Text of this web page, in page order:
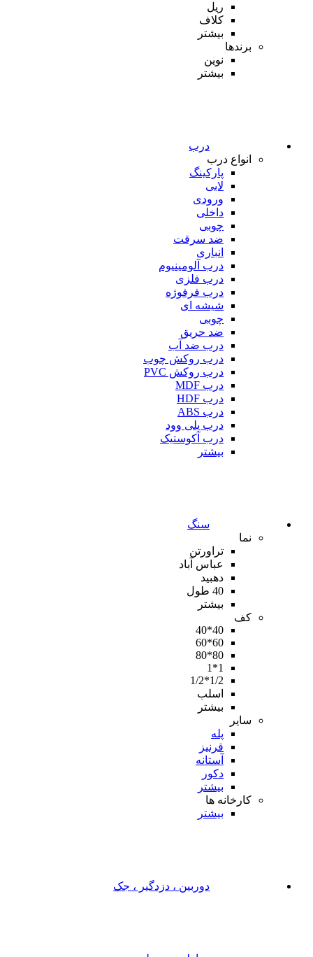
ریل
کلاف
بیشتر
برندها
نوین
بیشتر
درب
انواع درب
پارکینگ
لابی
ورودی
داخلی
چوبی
ضد سرقت
انباری
درب آلومینیوم
درب فلزی
درب فرفوژه
شیشه ای
چوبی
ضد حریق
درب ضد آب
درب روکش چوب
درب روکش PVC
درب MDF
درب HDF
درب ABS
درب پلی وود
درب آکوستیک
بیشتر
سنگ
نما
تراورتن
عباس آباد
دهبید
40 طول
بیشتر
کف
40*40
60*60
80*80
1*1
1/2*1/2
اسلب
بیشتر
سایر
پله
قرنیز
آستانه
دکور
بیشتر
کارخانه ها
بیشتر
دوربین ، دزدگیر ، جک